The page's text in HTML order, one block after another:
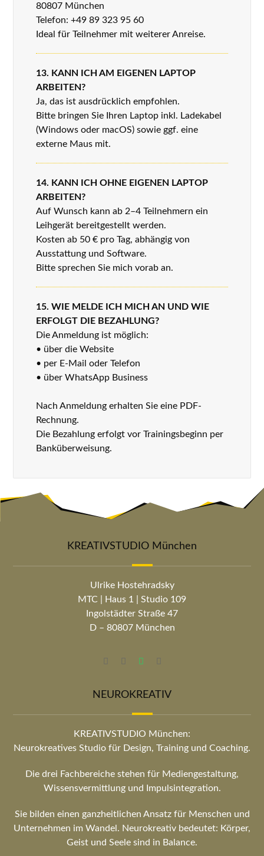
80807 München
Telefon: +49 89 323 95 60
Ideal für Teilnehmer mit weiterer Anreise.
13. KANN ICH AM EIGENEN LAPTOP
ARBEITEN?
Ja, das ist ausdrücklich empfohlen.
Bitte bringen Sie Ihren Laptop inkl. Ladekabel
(Windows oder macOS) sowie ggf. eine
externe Maus mit.
14. KANN ICH OHNE EIGENEN LAPTOP
ARBEITEN?
Auf Wunsch kann ab 2–4 Teilnehmern ein
Leihgerät bereitgestellt werden.
Kosten ab 50 € pro Tag, abhängig von
Ausstattung und Software.
Bitte sprechen Sie mich vorab an.
15. WIE MELDE ICH MICH AN UND WIE
ERFOLGT DIE BEZAHLUNG?
Die Anmeldung ist möglich:
• über die Website
• per E-Mail oder Telefon
• über WhatsApp Business
Nach Anmeldung erhalten Sie eine PDF-
Rechnung.
Die Bezahlung erfolgt vor Trainingsbeginn per
Banküberweisung.
KREATIVSTUDIO München
Ulrike Hostehradsky
MTC | Haus 1 | Studio 109
Ingolstädter Straße 47
D – 80807 München
NEUROKREATIV
KREATIVSTUDIO München:
Neurokreatives Studio für Design, Training und Coaching.
Die drei Fachbereiche stehen für Mediengestaltung,
Wissensvermittlung und Impulsintegration.
Sie bilden einen ganzheitlichen Ansatz für Menschen und
Unternehmen im Wandel. Neurokreativ bedeutet: Körper,
Geist und Seele sind in Balance.